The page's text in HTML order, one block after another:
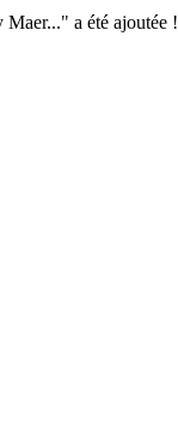
a été ajoutée !